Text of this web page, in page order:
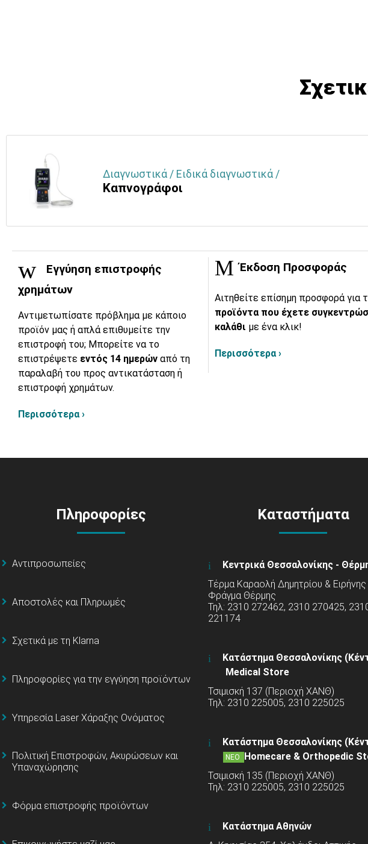
Διαγνωστικά / Ειδικά διαγνωστικά /
Καπνογράφοι
Εγγύηση επιστροφής
χρημάτων
Αντιμετωπίσατε πρόβλημα με κάποιο
προϊόν μας ή απλά επιθυμείτε την
επιστροφή του; Μπορείτε να το
επιστρέψετε εντός 14 ημερών από τη
παραλαβή του προς αντικατάσταση ή
επιστροφή χρημάτων.
Περισσότερα ›
Έκδοση Προσφοράς
Αιτηθείτε επίσημη προσφορά για
προϊόντα που έχετε
καλάθι με ένα κλικ!
Περισσότερα ›
Πληροφορίες
Αντιπροσωπείες
Αποστολές και Πληρωμές
Σχετικά με τη Klarna
Πληροφορίες για την εγγύηση προϊόντων
Υπηρεσία Laser Χάραξης Ονόματος
Πολιτική Επιστροφών, Ακυρώσεων και
Υπαναχώρησης
Φόρμα επιστροφής προϊόντων
Καταστήματα
Κεντρικά Θεσσαλονίκης -
Τέρμα Καραολή Δημητρίου & Ειρήνης
Φράγμα Θέρμης
Τηλ: 2310 272462, 2310 270425,
221174
Κατάστημα Θεσσαλονίκης
Medical Store
Τσιμισκή 137 (Περιοχή ΧΑΝΘ)
Τηλ: 2310 225005, 2310 225025
Κατάστημα Θεσσαλονίκης
ΝΕΟ
Homecare & Orthopedic
Τσιμισκή 135 (Περιοχή ΧΑΝΘ)
Τηλ: 2310 225005, 2310 225025
Κατάστημα Αθηνών